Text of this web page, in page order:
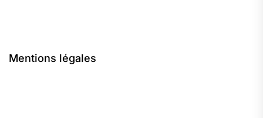
Mentions légales